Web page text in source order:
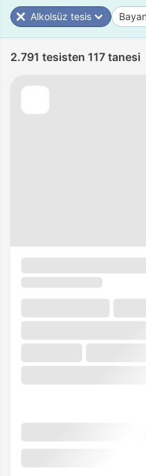
Alkolsüz tesis
2.791 tesisten 117 tanesi